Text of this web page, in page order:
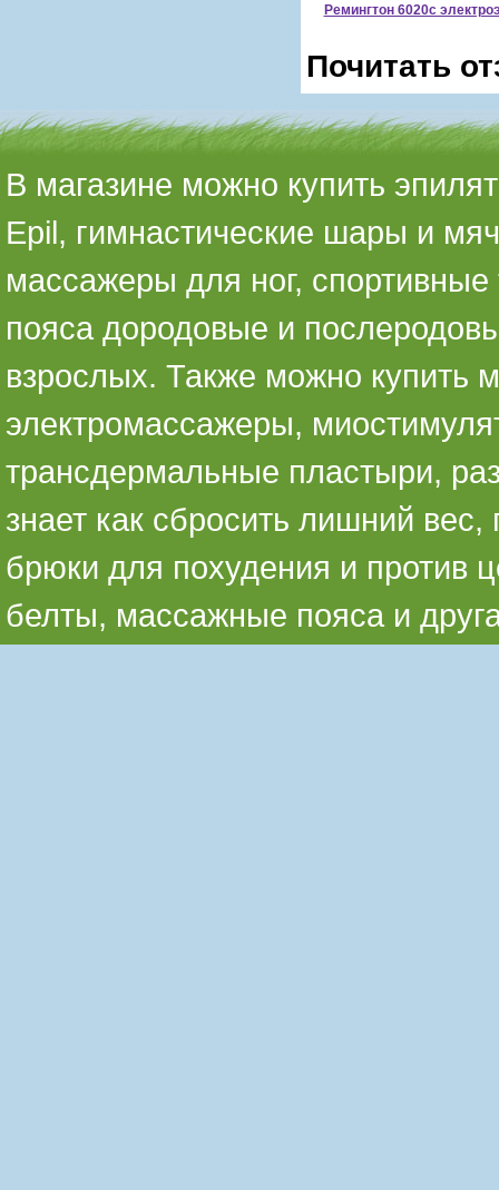
Ремингтон 6020с
Почитать
В магазине можно купить
Epil, гимнастические шары и
массажеры для ног,
пояса дородовые и
взрослых. Также можно купить
электромассажеры,
трансдермальные пластыри,
знает как сбросить лишний
брюки для похудения и против
белты, массажные пояса и